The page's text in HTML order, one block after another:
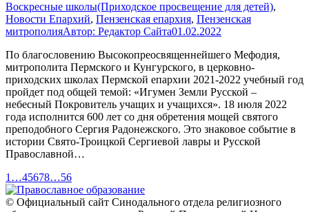
Воскресные школы(Приходское просвещение для детей),
Новости Епархий, Пензенская епархия, Пензенская
митрополияАвтор: Редактор Сайта01.02.2022
По благословению Высокопреосвященнейшего Мефодия,
митрополита Пермского и Кунгурского, в церковно-
приходских школах Пермской епархии 2021-2022 учебный год
пройдет под общей темой: «Игумен Земли Русской –
небесный Покровитель учащих и учащихся». 18 июля 2022
года исполнится 600 лет со дня обретения мощей святого
преподобного Сергия Радонежского. Это знаковое событие в
истории Свято-Троицкой Сергиевой лавры и Русской
Православной…
1 …45678…56
© Официальный сайт Синодального отдела религиозного